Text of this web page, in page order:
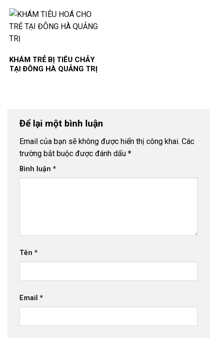
KHÁM TRẺ BỊ TIÊU CHẢY
TẠI ĐÔNG HÀ QUẢNG TRỊ
Để lại một bình luận
Email của bạn sẽ không được hiển thị công khai. Các
trường bắt buộc được đánh dấu *
Bình luận *
Tên *
Email *